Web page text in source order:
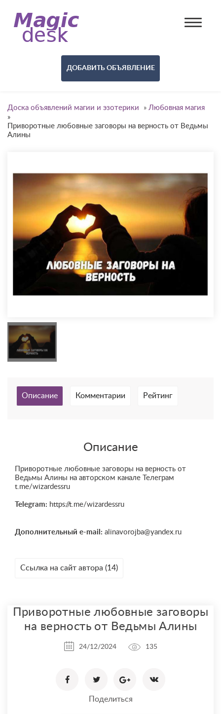
ДОБАВИТЬ ОБЪЯВЛЕНИЕ
Доска объявлений магии и эзотерики » Любовная магия
»
Приворотные любовные заговоры на верность от Ведьмы
Алины
Описание Комментарии Рейтинг
Описание
Приворотные любовные заговоры на верность от
Ведьмы Алины на авторском канале Телеграм
t.me/wizardessru
Telegram: https://t.me/wizardessru
Дополнительный e-mail: alinavorojba@yandex.ru
Ссылка на сайт автора (14)
Приворотные любовные заговоры
на верность от Ведьмы Алины
24/12/2024 135
Поделиться